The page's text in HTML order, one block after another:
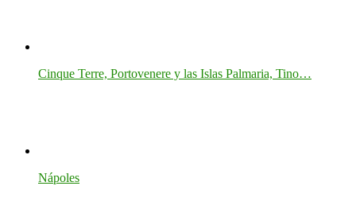
Cinque Terre, Portovenere y las Islas Palmaria, Tino…
Nápoles